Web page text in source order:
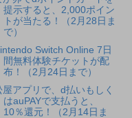
提示すると、2,000ポイン
トが当たる！（2月28日ま
で）
Switch Online 7日
間無料体験チケットが配
布！（2月24日まで）
屋アプリで、d払いもしく
はauPAYで支払うと、
10％還元！（2月14日ま